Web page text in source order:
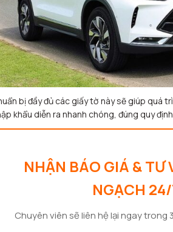
bị đầy đủ các giấy tờ này sẽ giúp quá
khẩu diễn ra nhanh chóng, đúng quy
NHẬN BÁO GIÁ & TƯ
NGẠCH
Chuyên viên sẽ liên hệ lại ngay trong